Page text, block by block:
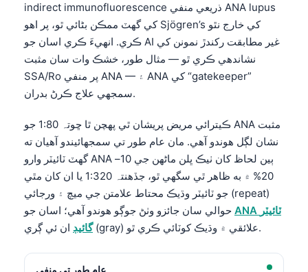
indirect immunofluorescence ذريعي منفي ANA lupus
کي گهٽ ممڪن بڻائي ٿو، پر اهو Sjögren’s کي خارج نٿو
ڪري. انهيءَ ڪري اسان جو AI غير مطابقت رکندڙ نمونن کي
نشاندهي ڪري ٿو — مثال طور، خشڪ وات سان مثبت
SSA/Ro پر منفي ANA — ۽ ANA کي “gatekeeper”
سمجهي علاج ڪرڻ بدران.
ڪيترائي مريض پريشان ٿي پهچن ٿا ڇو⁠تہ 1:80 جو ANA مثبت
نشان لڳل هوندو آهي. مان عام طور تي سمجهائيندو آهيان ته
گهٽ ٽائيٽر وارو ANA ٻين لحاظ کان ٺيڪ ڀلن ماڻهن جي 10–
20% ۾ به ظاهر ٿي سگهي ٿو، جڏهن⁠تہ 1:320 يا ان کان مٿي
جو ٽائيٽر وڌيڪ محتاط علامتن جي ميچ ۽ ورجائي (repeat)
ANA ٽائيٽر
گائيڊ
ان ئي ڳري (gray) علائقي ۾ وڌيڪ کوٽائي ڪري ٿو.
عام طور تي منفي